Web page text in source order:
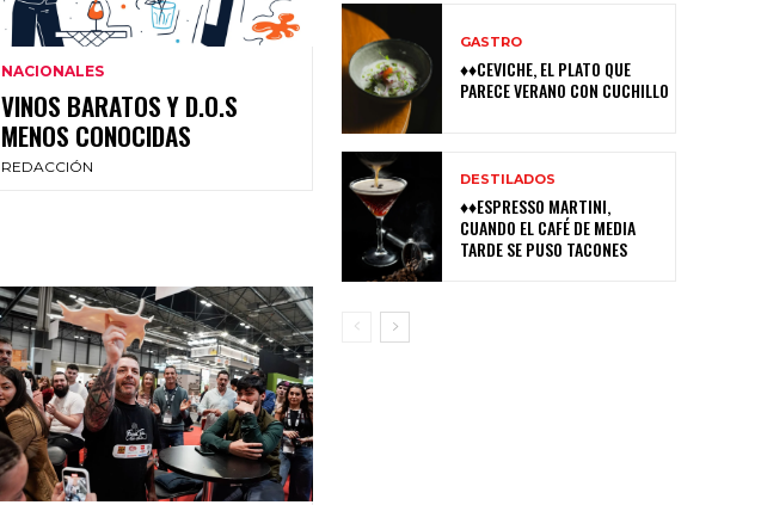
NACIONALES
VINOS BARATOS Y D.O.S
MENOS CONOCIDAS
REDACCIÓN
GASTRO
♦♦CEVICHE, EL PLATO QUE
PARECE VERANO CON CUCHILLO
DESTILADOS
♦♦ESPRESSO MARTINI,
CUANDO EL CAFÉ DE MEDIA
TARDE SE PUSO TACONES